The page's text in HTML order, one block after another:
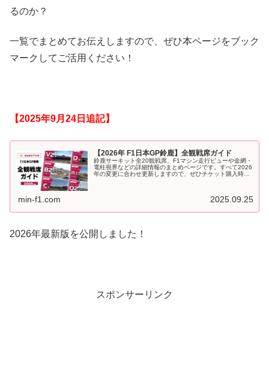
るのか？
一覧でまとめてお伝えしますので、ぜひ本ページをブック
マークしてご活用ください！
【2025年9月24日追記】
【2026年 F1日本GP鈴鹿】全観戦席ガイド
鈴鹿サーキット全20観戦席、F1マシン走行ビューや金網・
電柱視界などの詳細情報のまとめページです。すべて2026
年の変更に合わせ更新しますので、ぜひチケット購入時・
min-f1.com 2025.09.25
2026年最新版を公開しました！
スポンサーリンク